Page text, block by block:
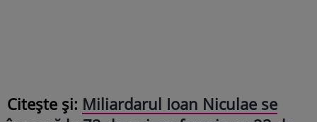
Citește și: Miliardarul Ioan Niculae se